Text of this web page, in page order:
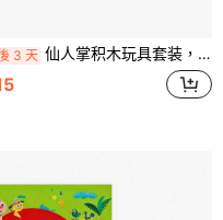
3 天 仙人掌积木玩具套装，益智儿童积木，9 件套迷你植物主题收藏积木玩具，微型创意积木。是派对用品、生日礼物、办公室和家居桌面装饰、创意惊喜节日礼物和新年装饰的理想之选。